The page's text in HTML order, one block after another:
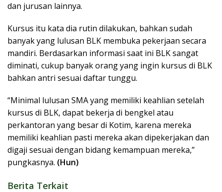
dan jurusan lainnya.
Kursus itu kata dia rutin dilakukan, bahkan sudah
banyak yang lulusan BLK membuka pekerjaan secara
mandiri. Berdasarkan informasi saat ini BLK sangat
diminati, cukup banyak orang yang ingin kursus di BLK
bahkan antri sesuai daftar tunggu.
“Minimal lulusan SMA yang memiliki keahlian setelah
kursus di BLK, dapat bekerja di bengkel atau
perkantoran yang besar di Kotim, karena mereka
memiliki keahlian pasti mereka akan dipekerjakan dan
digaji sesuai dengan bidang kemampuan mereka,”
pungkasnya. (Hun)
Berita Terkait